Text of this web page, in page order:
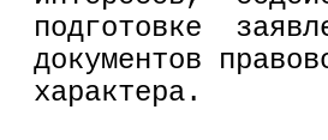
подготовке
документов
характера.